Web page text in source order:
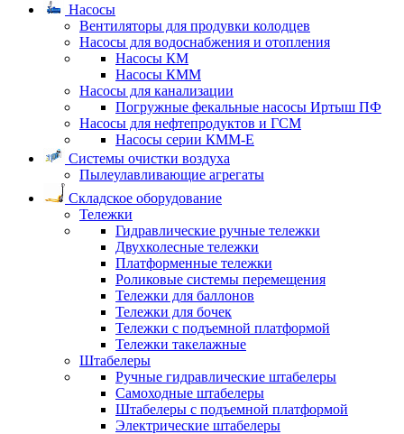
Насосы
Вентиляторы для продувки колодцев
Насосы для водоснабжения и отопления
Насосы КМ
Насосы КММ
Насосы для канализации
Погружные фекальные насосы Иртыш ПФ
Насосы для нефтепродуктов и ГСМ
Насосы серии КММ-Е
Системы очистки воздуха
Пылеулавливающие агрегаты
Складское оборудование
Тележки
Гидравлические ручные тележки
Двухколесные тележки
Платформенные тележки
Роликовые системы перемещения
Тележки для баллонов
Тележки для бочек
Тележки с подъемной платформой
Тележки такелажные
Штабелеры
Ручные гидравлические штабелеры
Самоходные штабелеры
Штабелеры с подъемной платформой
Электрические штабелеры